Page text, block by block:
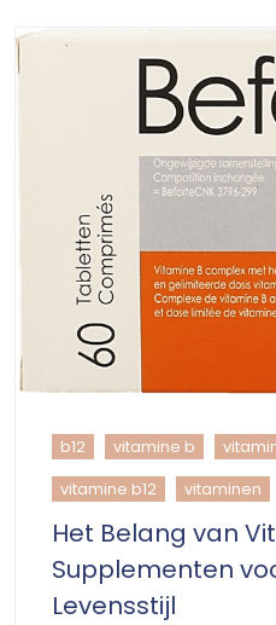
b12 vitamine b
vitamine b12 vitaminen
Het Belang van
Supplementen
Levensstijl